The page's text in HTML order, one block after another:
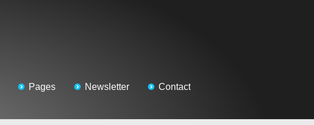
Pages Newsletter Contact